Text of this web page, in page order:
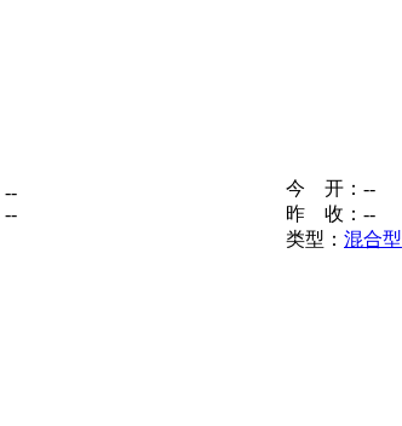
--
--
今 开： --
昨 收： --
类型： 混合型